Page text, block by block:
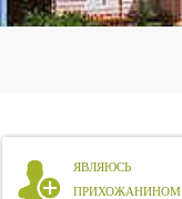
ЯВЛЯЮСЬ
ПРИХОЖАНИНОМ